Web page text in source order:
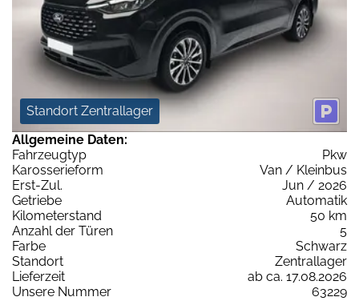
Standort Zentrallager
Allgemeine Daten:
Fahrzeugtyp
Pkw
Karosserieform
Van / Kleinbus
Erst-Zul.
Jun / 2026
Getriebe
Automatik
Kilometerstand
50 km
Anzahl der Türen
5
Farbe
Schwarz
Standort
Zentrallager
Lieferzeit
ab ca. 17.08.2026
Unsere Nummer
63229